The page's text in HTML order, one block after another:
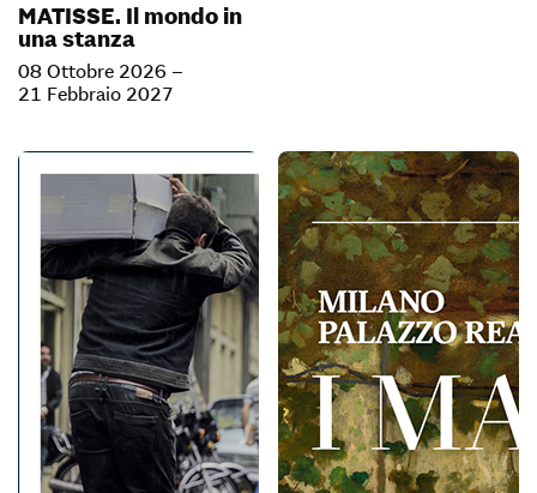
MATISSE. Il mondo in
una stanza
08 Ottobre 2026 –
21 Febbraio 2027